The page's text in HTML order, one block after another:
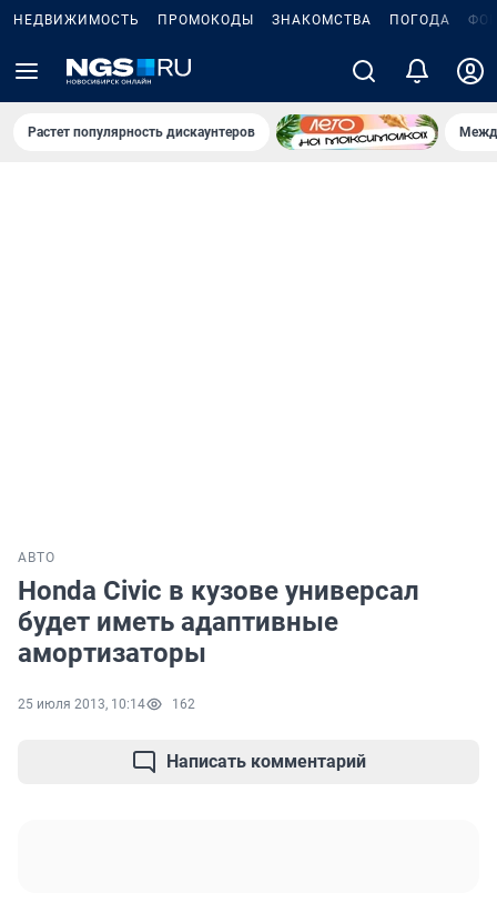
НЕДВИЖИМОСТЬ ПРОМОКОДЫ ЗНАКОМСТВА ПОГОДА
Растет популярность дискаунтеров
АВТО
Honda Civic в кузове универсал
будет иметь адаптивные
амортизаторы
25 июля 2013, 10:14 162
Написать комментарий